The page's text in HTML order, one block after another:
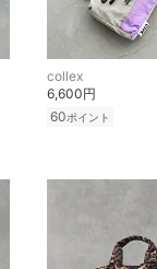
collex
6,600円
60ポイント